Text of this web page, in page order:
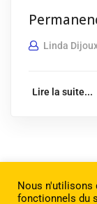
Linda
Lire la suite...
Nous n'utilisons
fonctionnels du